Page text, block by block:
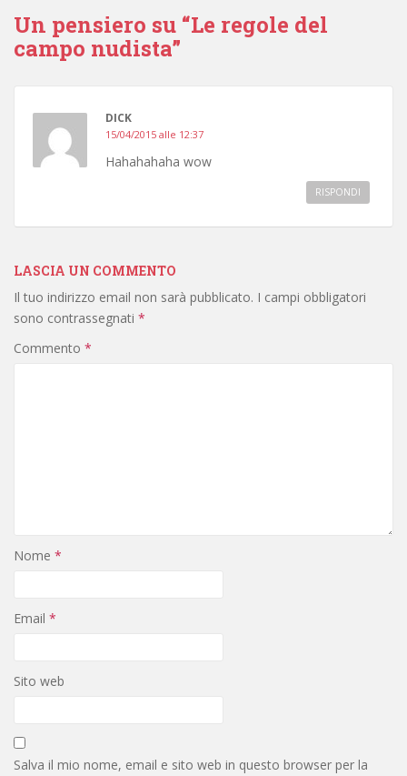
Un pensiero su “Le regole del
campo nudista”
DICK
15/04/2015 alle 12:37
Hahahahaha wow
RISPONDI
LASCIA UN COMMENTO
Il tuo indirizzo email non sarà pubblicato. I campi obbligatori
sono contrassegnati *
Commento *
Nome *
Email *
Sito web
Salva il mio nome, email e sito web in questo browser per la